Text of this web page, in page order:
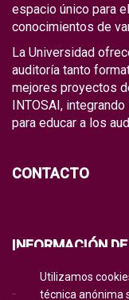
espacio único para
conocimientos de
La Universidad
auditoría tanto
mejores proyectos
INTOSAI,
para educar a los
CONTACTO
INFORMACIÓN
POLÍTICA DE
Utilizamos
técnica anónima